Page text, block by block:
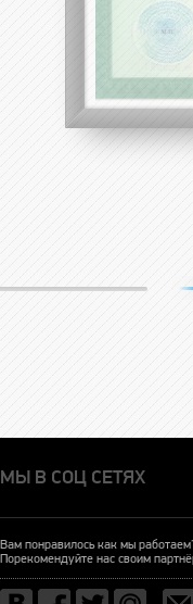
МЫ В СОЦ СЕТЯХ
Вам понравилось как мы
Порекомендуйте нас своим